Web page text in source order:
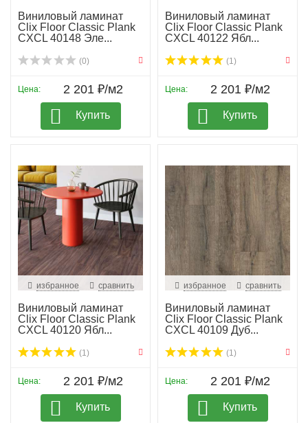
Виниловый ламинат
Clix Floor Classic Plank
CXCL 40148 Эле...
(0)
Цена: 2 201 ₽/м2
Купить
Виниловый ламинат
Clix Floor Classic Plank
CXCL 40122 Ябл...
(1)
Цена: 2 201 ₽/м2
Купить
избранное сравнить
Виниловый ламинат
Clix Floor Classic Plank
CXCL 40120 Ябл...
(1)
Цена: 2 201 ₽/м2
Купить
избранное сравнить
Виниловый ламинат
Clix Floor Classic Plank
CXCL 40109 Дуб...
(1)
Цена: 2 201 ₽/м2
Купить